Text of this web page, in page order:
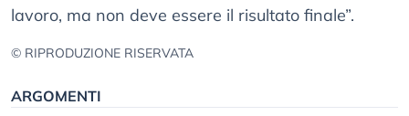
lavoro, ma non deve essere il risultato finale”.
© RIPRODUZIONE RISERVATA
ARGOMENTI